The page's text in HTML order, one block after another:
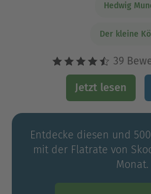
Hedwig
Der kleine
39
Jetzt lesen
Entdecke diesen und
mit der Flatrate von
Monat.